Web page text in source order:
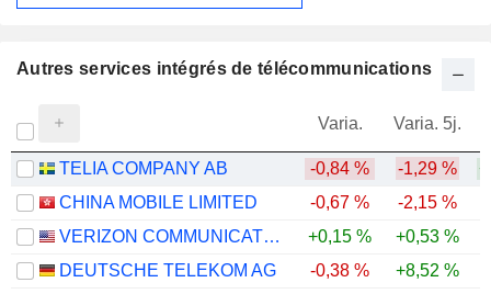
Autres services intégrés de télécommunications
Varia. Varia. 5j.
TELIA COMPANY AB -0,84 % -1,29 %
CHINA MOBILE LIMITED
-0,67 % -2,15 %
VERIZON COMMUNICATIONS, INC.
+0,15 % +0,53 %
DEUTSCHE TELEKOM AG
-0,38 % +8,52 %